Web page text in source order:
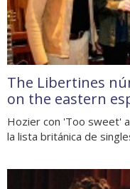
The Libertines
on the eastern
Hozier con 'Too sweet'
la lista británica de